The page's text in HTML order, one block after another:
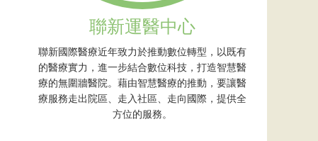
聯新運醫中心
聯新國際醫療近年致力於推動數位轉型，以既有
的醫療實力，進一步結合數位科技，打造智慧醫
療的無圍牆醫院。藉由智慧醫療的推動，要讓醫
療服務走出院區、走入社區、走向國際，提供全
方位的服務。